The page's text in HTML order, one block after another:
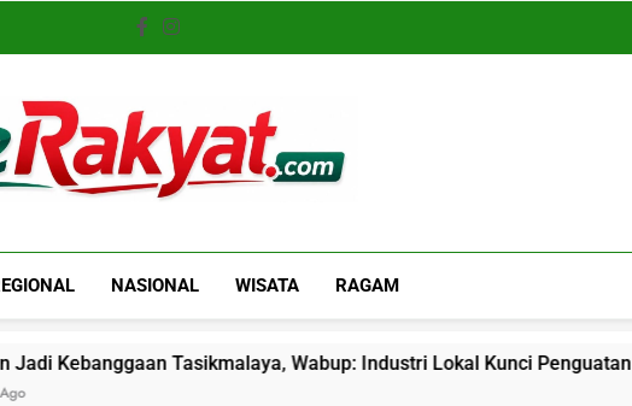
NASIONAL WISATA RAGAM
Tasikmalaya, Wabup: Industri Lokal Kunci Penguatan Ekonomi Daerah